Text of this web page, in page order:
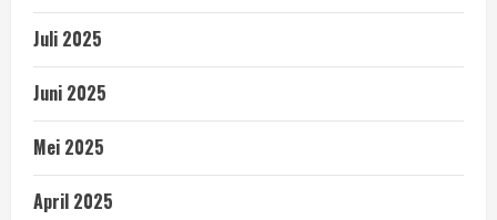
Juli 2025
Juni 2025
Mei 2025
April 2025